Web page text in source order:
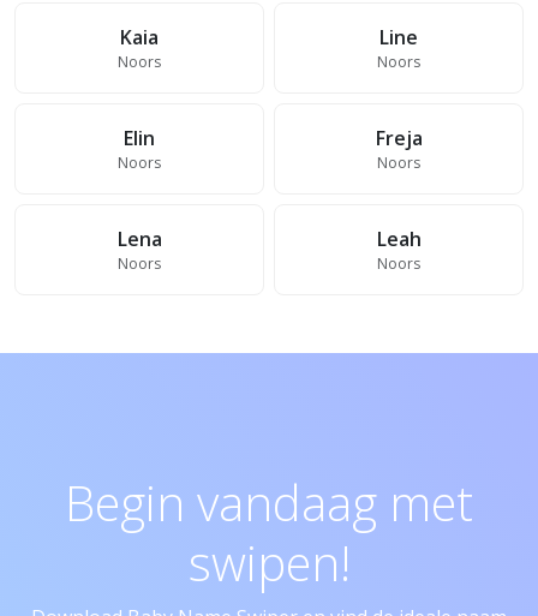
Kaia
Noors
Line
Noors
Elin
Noors
Freja
Noors
Lena
Noors
Leah
Noors
Begin vandaag met
swipen!